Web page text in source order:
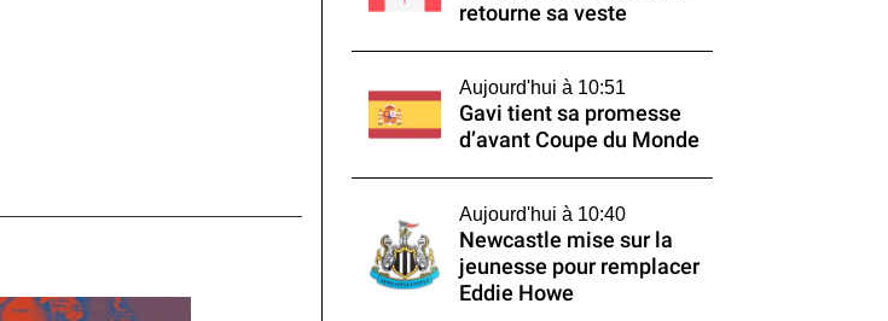
retourne sa veste
Aujourd'hui à 10:51
Gavi tient sa promesse
d’avant Coupe du Monde
Aujourd'hui à 10:40
Newcastle mise sur la
jeunesse pour remplacer
Eddie Howe